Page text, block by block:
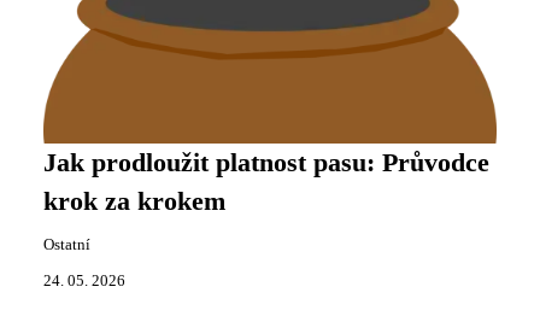
Jak prodloužit platnost pasu: Průvodce
krok za krokem
Ostatní
24. 05. 2026